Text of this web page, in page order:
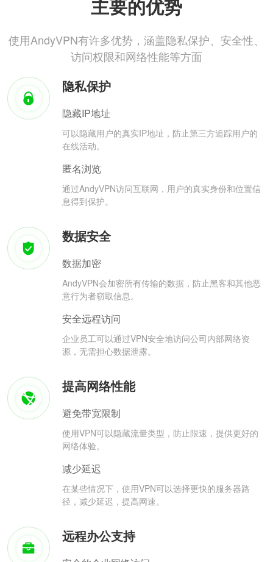
主要的优势
使用AndyVPN有许多优势，涵盖隐私保护、安全性、
访问权限和网络性能等方面
隐私保护
隐藏IP地址
可以隐藏用户的真实IP地址，防止第三方追踪用户的
在线活动。
匿名浏览
通过AndyVPN访问互联网，用户的真实身份和位置信
息得到保护。
数据安全
数据加密
AndyVPN会加密所有传输的数据，防止黑客和其他恶
意行为者窃取信息。
安全远程访问
企业员工可以通过VPN安全地访问公司内部网络资
源，无需担心数据泄露。
提高网络性能
避免带宽限制
使用VPN可以隐藏流量类型，防止限速，提供更好的
网络体验。
减少延迟
在某些情况下，使用VPN可以选择更快的服务器路
径，减少延迟，提高网速。
远程办公支持